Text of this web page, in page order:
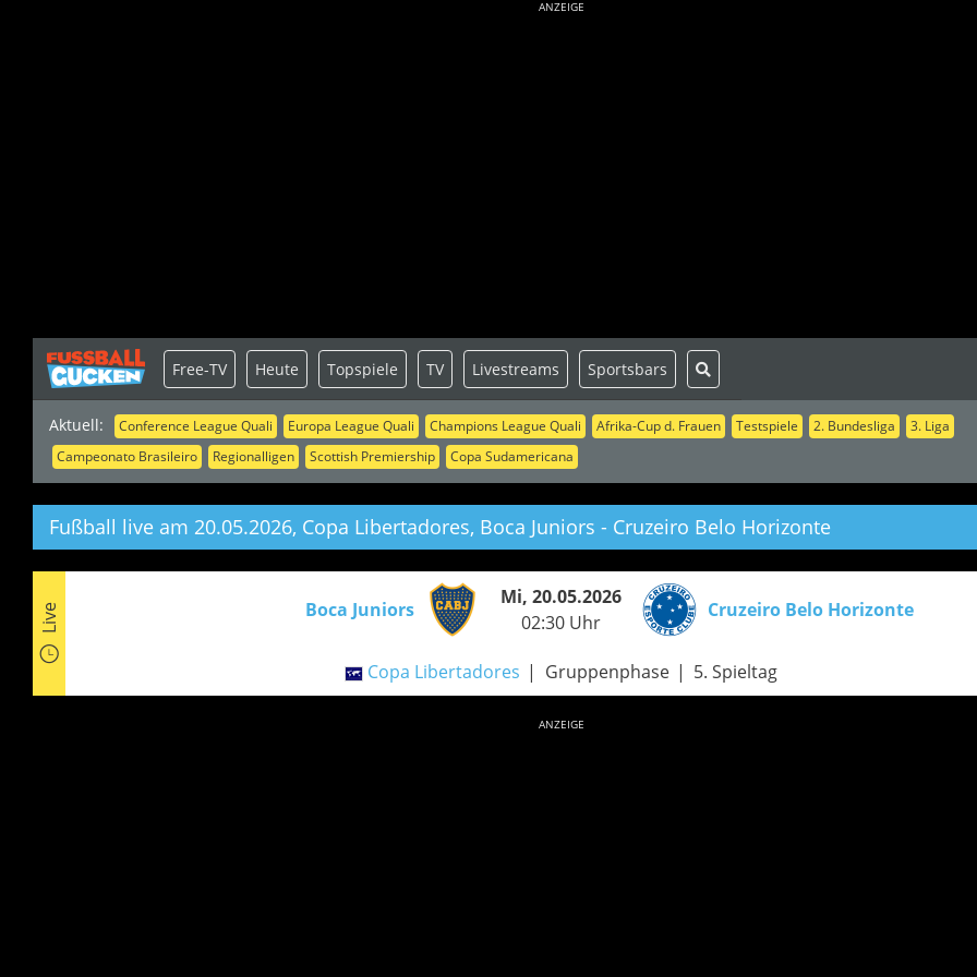
ANZEIGE
Aktuell: Conference League Quali Europa League Quali Champions League Quali Afrika-Cup d. Frauen Testspiele 2. Bundesliga
3. Liga
Campeonato Brasileiro
Regionalligen Scottish Premiership Copa Sudamericana
Free-TV Heute Topspiele TV Livestreams Sportsbars
Fußball live am 20.05.2026, Copa Libertadores, Boca Juniors - Cruzeiro Belo Horizonte
Live Boca Juniors
Mi, 20.05.2026
02:30 Uhr
Cruzeiro Belo Horizonte
Copa Libertadores Gruppenphase 5. Spieltag
ANZEIGE